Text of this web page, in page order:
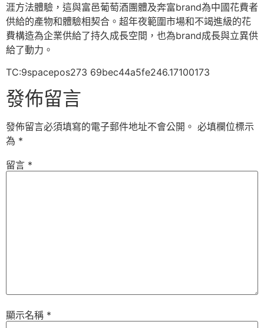
涯方法體驗，這與富邑葡萄酒團體及奔富brand為中國花費者
供給的產物和體驗相契合。超年夜範圍市場和不竭進級的花
費構造為企業供給了持久成長空間，也為brand成長與立異供
給了動力。
TC:9spacepos273 69bec44a5fe246.17100173
發佈留言
發佈留言必須填寫的電子郵件地址不會公開。 必填欄位標示
為 *
留言 *
顯示名稱 *